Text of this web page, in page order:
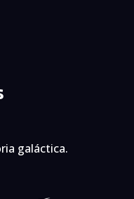
galáctica.